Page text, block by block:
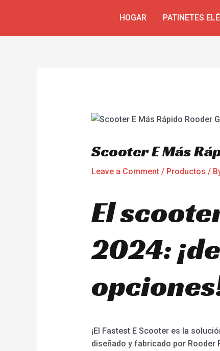
HOGAR PATINETES
Scooter E Más
Leave a Comment / Productos /
El
2024:
¡El Fastest E Scooter es la
diseñado y fabricado por Rooder